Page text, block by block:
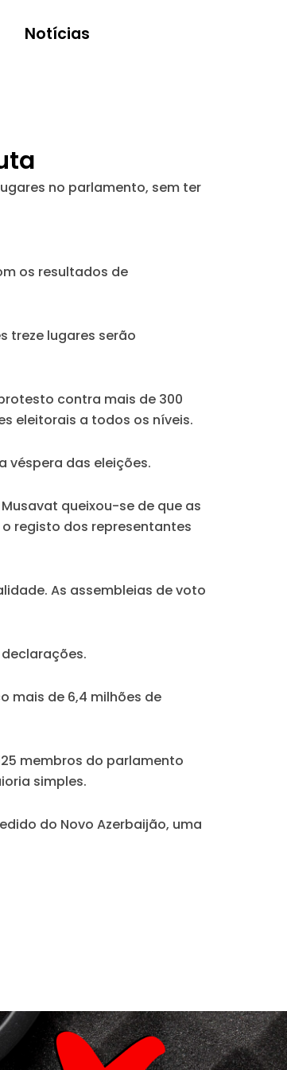
Notícias
no parlamento, sem ter
os resultados de
treze lugares serão
contra mais de 300
eleitorais a todos os níveis.
véspera das eleições.
queixou-se de que as
registo dos representantes
As assembleias de voto
mais de 6,4 milhões de
membros do parlamento
simples.
do Novo Azerbaijão, uma